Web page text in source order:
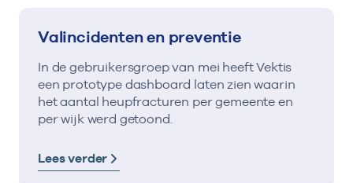
Zorgprisma.nl.
Naar openbare rapporten
Valincidenten en preventie
In de gebruikersgroep van mei heeft Vektis
een prototype dashboard laten zien waarin
het aantal heupfracturen per gemeente en
per wijk werd getoond.
Lees verder